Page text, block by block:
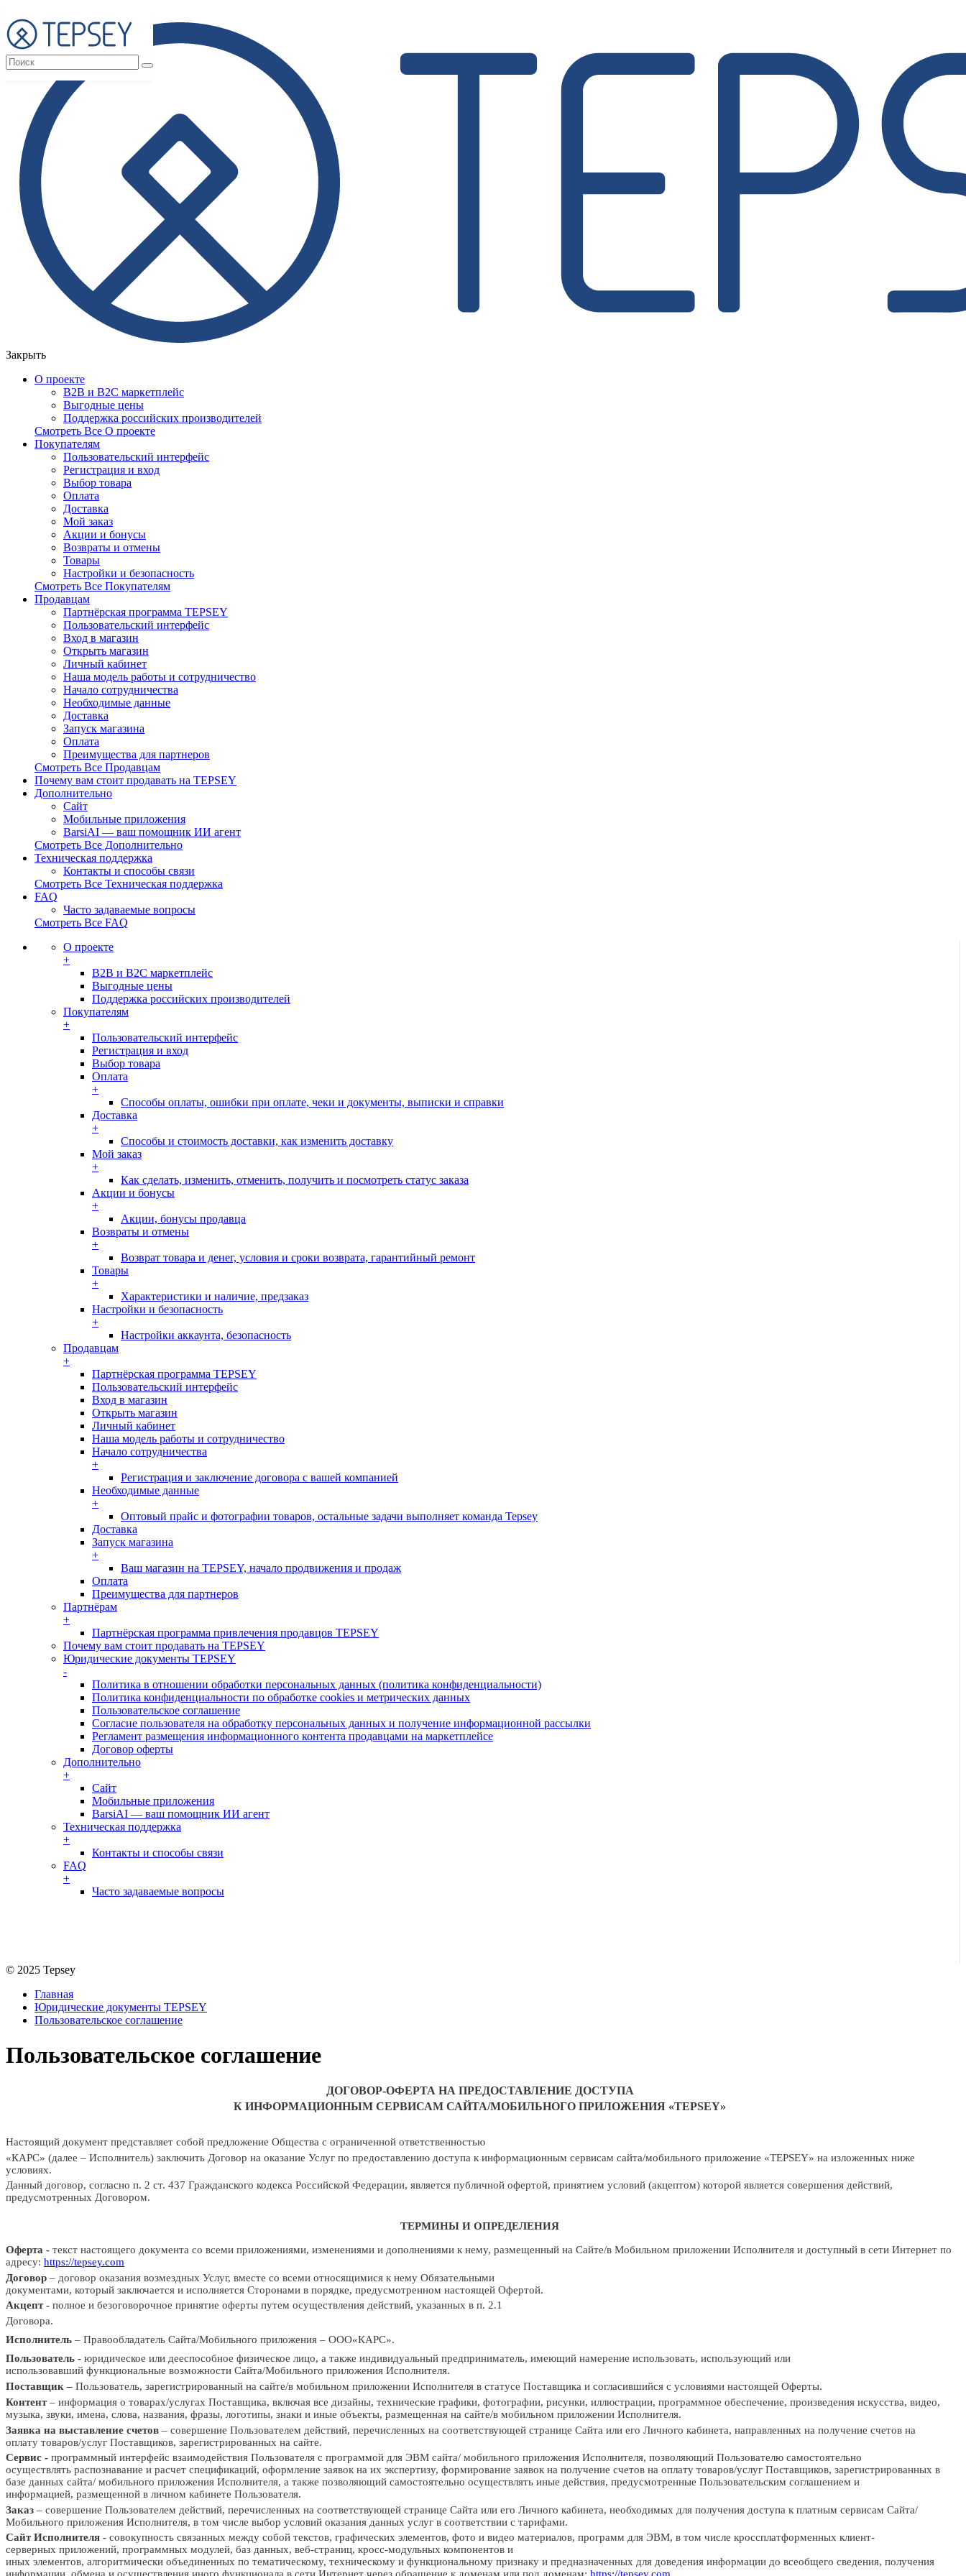
Закрыть
О проекте
B2B и B2C маркетплейс
Выгодные цены
Поддержка российских производителей
Смотреть Все О проекте
Покупателям
Пользовательский интерфейс
Регистрация и вход
Выбор товара
Оплата
Доставка
Мой заказ
Акции и бонусы
Возвраты и отмены
Товары
Настройки и безопасность
Смотреть Все Покупателям
Продавцам
Партнёрская программа TEPSEY
Пользовательский интерфейс
Вход в магазин
Открыть магазин
Личный кабинет
Наша модель работы и сотрудничество
Начало сотрудничества
Необходимые данные
Доставка
Запуск магазина
Оплата
Преимущества для партнеров
Смотреть Все Продавцам
Почему вам стоит продавать на TEPSEY
Дополнительно
Сайт
Мобильные приложения
BarsiAI — ваш помощник ИИ агент
Смотреть Все Дополнительно
Техническая поддержка
Контакты и способы связи
Смотреть Все Техническая поддержка
FAQ
Часто задаваемые вопросы
Смотреть Все FAQ
О проекте
+
B2B и B2C маркетплейс
Выгодные цены
Поддержка российских производителей
Покупателям
+
Пользовательский интерфейс
Регистрация и вход
Выбор товара
Оплата
+
Способы оплаты, ошибки при оплате, чеки и документы, выписки и справки
Доставка
+
Способы и стоимость доставки, как изменить доставку
Мой заказ
+
Как сделать, изменить, отменить, получить и посмотреть статус заказа
Акции и бонусы
+
Акции, бонусы продавца
Возвраты и отмены
+
Возврат товара и денег, условия и сроки возврата, гарантийный ремонт
Товары
+
Характеристики и наличие, предзаказ
Настройки и безопасность
+
Настройки аккаунта, безопасность
Продавцам
+
Партнёрская программа TEPSEY
Пользовательский интерфейс
Вход в магазин
Открыть магазин
Личный кабинет
Наша модель работы и сотрудничество
Начало сотрудничества
+
Регистрация и заключение договора с вашей компанией
Необходимые данные
+
Оптовый прайс и фотографии товаров, остальные задачи выполняет команда Tepsey
Доставка
Запуск магазина
+
Ваш магазин на TEPSEY, начало продвижения и продаж
Оплата
Преимущества для партнеров
Партнёрам
+
Партнёрская программа привлечения продавцов TEPSEY
Почему вам стоит продавать на TEPSEY
Юридические документы TEPSEY
-
Политика в отношении обработки персональных данных (политика конфиденциальности)
Политика конфиденциальности по обработке cookies и метрических данных
Пользовательское соглашение
Согласие пользователя на обработку персональных данных и получение информационной рассылки
Регламент размещения информационного контента продавцами на маркетплейсе
Договор оферты
Дополнительно
+
Сайт
Мобильные приложения
BarsiAI — ваш помощник ИИ агент
Техническая поддержка
+
Контакты и способы связи
FAQ
+
Часто задаваемые вопросы
© 2025 Tepsey
Главная
Юридические документы TEPSEY
Пользовательское соглашение
Пользовательское соглашение
ДОГОВОР-ОФЕРТА НА ПРЕДОСТАВЛЕНИЕ ДОСТУПА
К ИНФОРМАЦИОННЫМ СЕРВИСАМ САЙТА/МОБИЛЬНОГО ПРИЛОЖЕНИЯ «TEPSEY»
Настоящий документ представляет собой предложение Общества с ограниченной ответственностью
«КАРС» (далее – Исполнитель) заключить Договор на оказание Услуг по предоставлению доступа к информационным сервисам сайта/мобильного приложение «TEPSEY» на изложенных ниже
условиях.
Данный договор, согласно п. 2 ст. 437 Гражданского кодекса Российской Федерации, является публичной офертой, принятием условий (акцептом) которой является совершения действий,
предусмотренных Договором.
ТЕРМИНЫ И ОПРЕДЕЛЕНИЯ
Оферта - текст настоящего документа со всеми приложениями, изменениями и дополнениями к нему, размещенный на Сайте/в Мобильном приложении Исполнителя и доступный в сети Интернет по
адресу: https://tepsey.com
Договор – договор оказания возмездных Услуг, вместе со всеми относящимися к нему Обязательными
документами, который заключается и исполняется Сторонами в порядке, предусмотренном настоящей Офертой.
Акцепт - полное и безоговорочное принятие оферты путем осуществления действий, указанных в п. 2.1
Договора.
Исполнитель – Правообладатель Сайта/Мобильного приложения – ООО«КАРС».
Пользователь - юридическое или дееспособное физическое лицо, а также индивидуальный предприниматель, имеющий намерение использовать, использующий или
использовавший функциональные возможности Сайта/Мобильного приложения Исполнителя.
Поставщик – Пользователь, зарегистрированный на сайте/в мобильном приложении Исполнителя в статусе Поставщика и согласившийся с условиями настоящей Оферты.
Контент– информация о товарах/услугах Поставщика, включая все дизайны, технические графики, фотографии, рисунки, иллюстрации, программное обеспечение, произведения искусства, видео,
музыка, звуки, имена, слова, названия, фразы, логотипы, знаки и иные объекты, размещенная на сайте/в мобильном приложении Исполнителя.
Заявка на выставление счетов – совершение Пользователем действий, перечисленных на соответствующей странице Сайта или его Личного кабинета, направленных на получение счетов на
оплату товаров/услуг Поставщиков, зарегистрированных на сайте.
Сервис - программный интерфейс взаимодействия Пользователя с программой для ЭВМ сайта/ мобильного приложения Исполнителя, позволяющий Пользователю самостоятельно
осуществлять распознавание и расчет спецификаций, оформление заявок на их экспертизу, формирование заявок на получение счетов на оплату товаров/услуг Поставщиков, зарегистрированных в
базе данных сайта/ мобильного приложения Исполнителя, а также позволяющий самостоятельно осуществлять иные действия, предусмотренные Пользовательским соглашением и
информацией, размещенной в личном кабинете Пользователя.
Заказ – совершение Пользователем действий, перечисленных на соответствующей странице Сайта или его Личного кабинета, необходимых для получения доступа к платным сервисам Сайта/
Мобильного приложения Исполнителя, в том числе выбор условий оказания данных услуг в соответствии с тарифами.
Сайт Исполнителя - совокупность связанных между собой текстов, графических элементов, фото и видео материалов, программ для ЭВМ, в том числе кроссплатформенных клиент-
серверных приложений, программных модулей, баз данных, веб-страниц, кросс-модульных компонентов и
иных элементов, алгоритмически объединенных по тематическому, техническому и функциональному признаку и предназначенных для доведения информации до всеобщего сведения, получения